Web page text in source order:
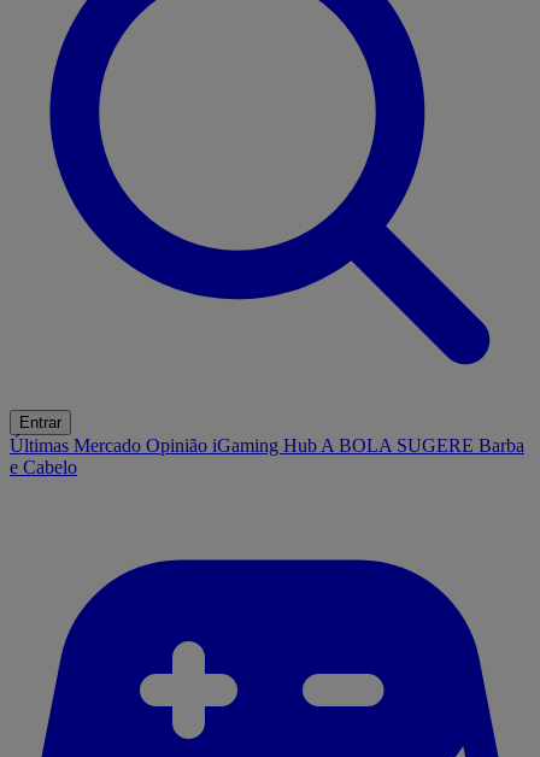
Entrar
Últimas Mercado Opinião iGaming Hub A BOLA SUGERE Barba
e Cabelo